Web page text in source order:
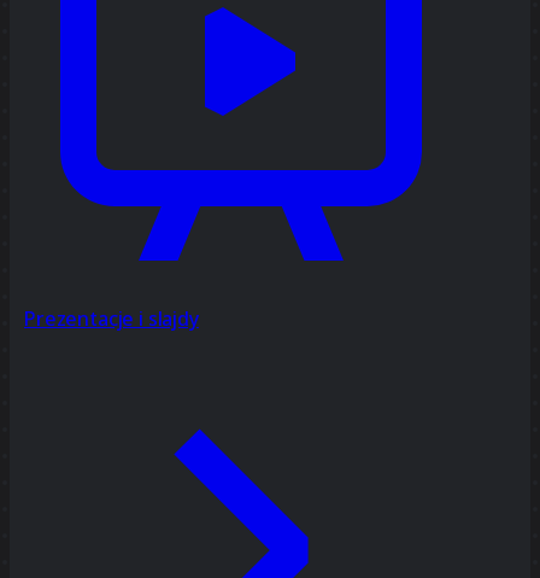
Prezentacje i slajdy